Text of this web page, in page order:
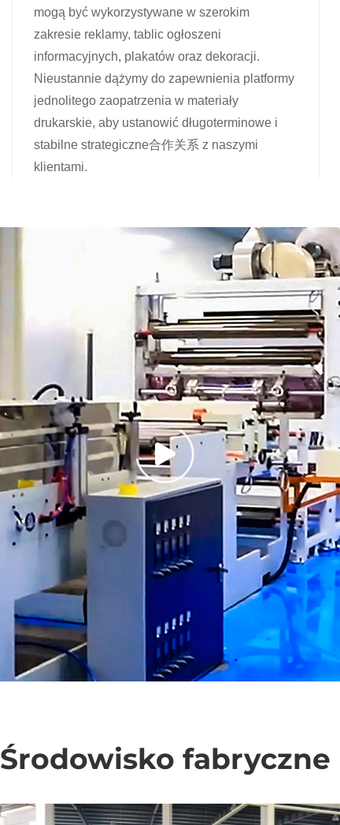
mogą być wykorzystywane w szerokim
zakresie reklamy, tablic ogłoszeni
informacyjnych, plakatów oraz dekoracji.
Nieustannie dążymy do zapewnienia platformy
jednolitego zaopatrzenia w materiały
drukarskie, aby ustanowić długoterminowe i
stabilne strategiczne合作关系 z naszymi
klientami.
Środowisko fabryczne